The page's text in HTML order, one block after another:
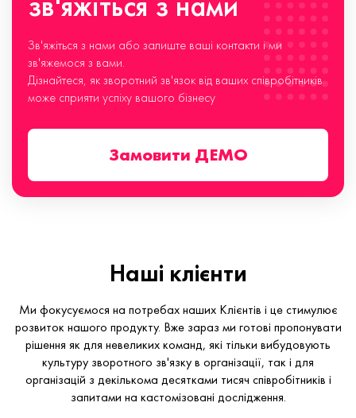
Зв'яжіться з нами або залиште ваші контакти і ми
зв'яжемося з вами.
Дізнайтеся, як зворотний зв'язок від ваших співробітників
може сприяти успіху вашого бізнесу
Замовити ДЕМО
Наші клієнти
Ми фокусуємося на потребах наших Клієнтів і це стимулює
розвиток нашого продукту. Вже зараз ми готові пропонувати
рішення як для невеликих команд, які тільки вибудовують
культуру зворотного зв'язку в організації, так і для
організацій з декількома десятками тисяч співробітників і
запитами на кастомізовані дослідження.